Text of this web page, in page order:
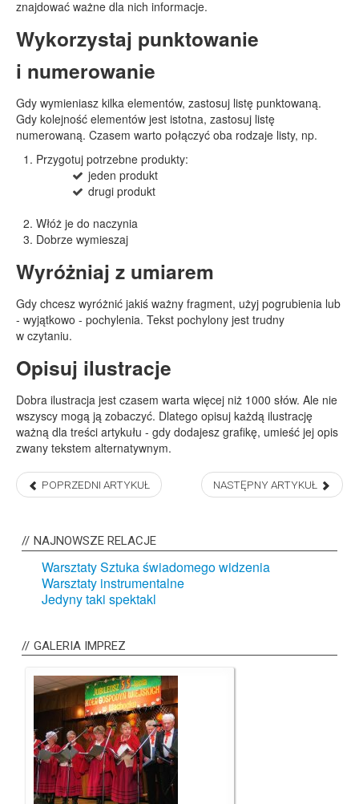
znajdować ważne dla nich informacje.
Wykorzystaj punktowanie
i numerowanie
Gdy wymieniasz kilka elementów, zastosuj listę punktowaną.
Gdy kolejność elementów jest istotna, zastosuj listę
numerowaną. Czasem warto połączyć oba rodzaje listy, np.
Przygotuj potrzebne produkty:
jeden produkt
drugi produkt
Włóż je do naczynia
Dobrze wymieszaj
Wyróżniaj z umiarem
Gdy chcesz wyróżnić jakiś ważny fragment, użyj pogrubienia lub
- wyjątkowo - pochylenia. Tekst pochylony jest trudny
w czytaniu.
Opisuj ilustracje
Dobra ilustracja jest czasem warta więcej niż 1000 słów. Ale nie
wszyscy mogą ją zobaczyć. Dlatego opisuj każdą ilustrację
ważną dla treści artykułu - gdy dodajesz grafikę, umieść jej opis
zwany tekstem alternatywnym.
POPRZEDNI ARTYKUŁ NASTĘPNY ARTYKUŁ
NAJNOWSZERELACJE
Warsztaty Sztuka świadomego widzenia
Warsztaty instrumentalne
Jedyny taki spektakl
GALERIAIMPREZ